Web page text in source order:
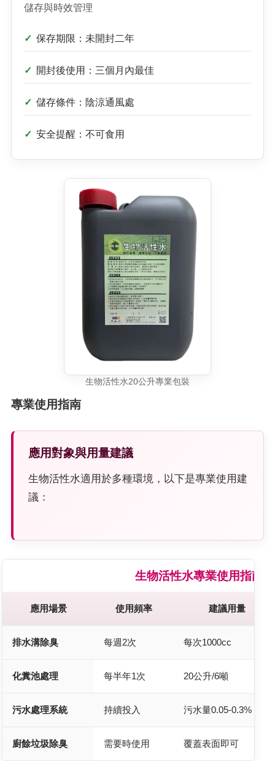
儲存與時效管理
保存期限：未開封二年
開封後使用：三個月內最佳
儲存條件：陰涼通風處
安全提醒：不可食用
生物活性水20公升專業包裝
專業使用指南
應用對象與用量建議
生物活性水適用於多種環境，以下是專業使用建
議：
生物活性水專業使用指南
應用場景 使用頻率 建議用量
排水溝除臭 每週2次 每次1000cc
化糞池處理 每半年1次 20公升/6噸
污水處理系統 持續投入 污水量0.05-0.3%
廚餘垃圾除臭 需要時使用 覆蓋表面即可